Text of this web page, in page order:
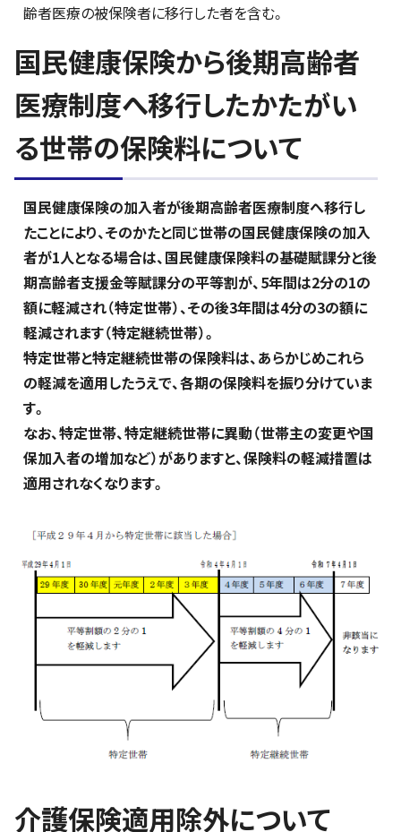
齢者医療の被保険者に移行した者を含む。
国民健康保険から後期高齢者
医療制度へ移行したかたがい
る世帯の保険料について
国民健康保険の加入者が後期高齢者医療制度へ移行し
たことにより、そのかたと同じ世帯の国民健康保険の加入
者が1人となる場合は、国民健康保険料の基礎賦課分と後
期高齢者支援金等賦課分の平等割が、5年間は2分の1の
額に軽減され（特定世帯）、その後3年間は4分の3の額に
軽減されます（特定継続世帯）。
特定世帯と特定継続世帯の保険料は、あらかじめこれら
の軽減を適用したうえで、各期の保険料を振り分けていま
す。
なお、特定世帯、特定継続世帯に異動（世帯主の変更や国
保加入者の増加など）がありますと、保険料の軽減措置は
適用されなくなります。
介護保険適用除外について